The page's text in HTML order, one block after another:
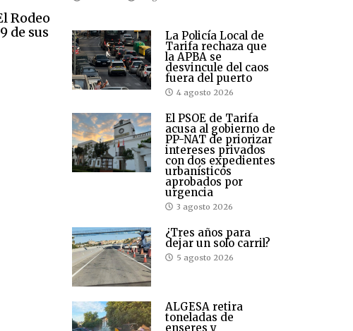
Rodeo
de sus
La Policía Local de
Tarifa rechaza que
la APBA se
desvincule del caos
fuera del puerto
4 agosto 2026
El PSOE de Tarifa
acusa al gobierno de
PP-NAT de priorizar
intereses privados
con dos expedientes
urbanísticos
aprobados por
urgencia
3 agosto 2026
¿Tres años para
dejar un solo carril?
5 agosto 2026
ALGESA retira
toneladas de
enseres y